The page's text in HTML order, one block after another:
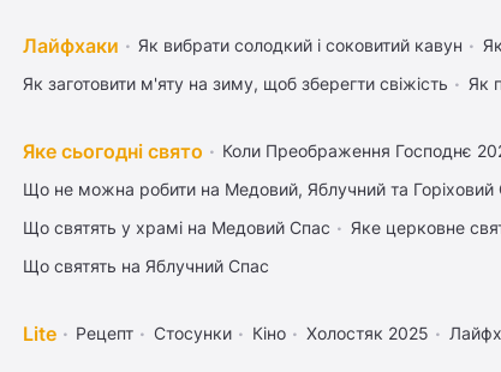
Лайфхаки Як вибрати солодкий і соковитий кавун
Як заготовити м'яту на зиму, щоб зберегти свіжість
Як
Яке сьогодні свято Коли Преображення Господнє
Що не можна робити на Медовий, Яблучний та Горіховий
Що святять у храмі на Медовий Спас
Яке церковне
Що святять на Яблучний Спас
Lite Рецепт Стосунки Кіно Холостяк 2025